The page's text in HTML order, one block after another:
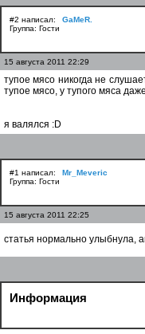
#2 написал:
GaMeR.
Группа: Гости
15 августа 2011 22:29
тупое мясо никогда не
тупое мясо, у тупого мяса
я валялся :D
#1 написал:
Mr_Meveric
Группа: Гости
15 августа 2011 22:25
статья нормально улыбнула,
Информация